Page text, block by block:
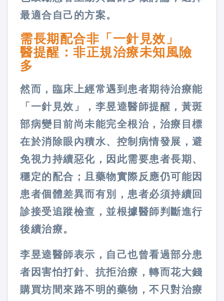
最適合自己的方案。
需長期配合非「一針見效」
醫提醒：非正規治療未知風險
多
然而，臨床上經常遇到患者期待治療能
「一針見效」，李昱逵醫師提醒，黃斑
部病變目前尚未能完全根治，治療目標
在於消除眼內積水、控制病情發展，避
免視力持續惡化，因此需要患者長期、
穩定的配合；且藥物實際反應仍可能因
患者個體差異而有別，患者必須持續回
診接受追蹤檢查，並根據醫師判斷進行
後續治療。
李昱逵醫師表示，自己也曾看過部分患
者因害怕打針、抗拒治療，轉而花大錢
購買坊間來路不明的藥物，不只對治療